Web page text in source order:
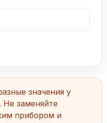
значения у
Не заменяйте
прибором и